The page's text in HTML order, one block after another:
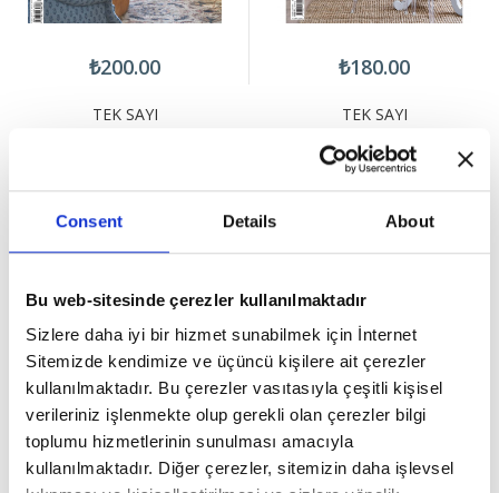
Consent Details About
Bu web-sitesinde çerezler kullanılmaktadır
Sizlere daha iyi bir hizmet sunabilmek için İnternet
Sitemizde kendimize ve üçüncü kişilere ait çerezler
kullanılmaktadır. Bu çerezler vasıtasıyla çeşitli kişisel
verileriniz işlenmekte olup gerekli olan çerezler bilgi
toplumu hizmetlerinin sunulması amacıyla
kullanılmaktadır. Diğer çerezler, sitemizin daha işlevsel
₺200.00
TEK SAYI
₺180.00
TEK SAYI